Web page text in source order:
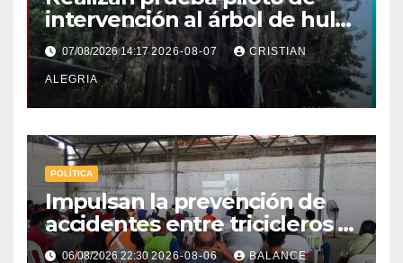
intervención al árbol de hule
en Tapachula
07/08/2026 14:172026-08-07 CRISTIAN
ALEGRIA
POLÍTICA
Impulsan la prevención de
accidentes entre tricicleros y
mototriciclistas de Tapachula
06/08/2026 22:302026-08-06 BALANCE